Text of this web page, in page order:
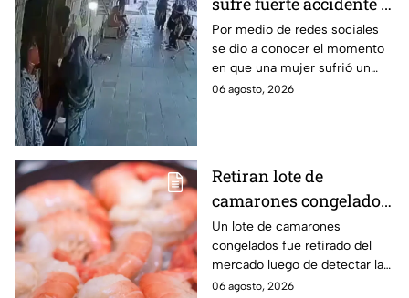
los pocos segundos de
haber salido del
hospital
Por medio de redes sociales
se dio a conocer el momento
en que una mujer sufrió un
fuerte accidente a los pocos
06 agosto, 2026
Retiran lote de
camarones congelados
por riesgo sanitario;
detectan salmonella en
España
Un lote de camarones
congelados fue retirado del
mercado luego de detectar la
presencia de salmonella, una
06 agosto, 2026